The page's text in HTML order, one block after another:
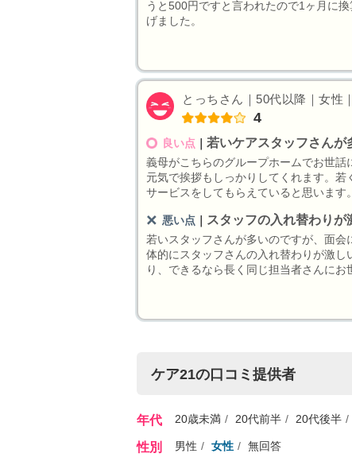
うと500円ですと言われたので1ヶ月に
げました。
とっちさん｜50代以降｜女性
4
良い点 若いケアスタッフさんが
義母がこちらのグループホームでお世
元気で挨拶もしっかりしてくれます。
サービスをしてもらえていると思います。
悪い点 スタッフの入れ替わりが
若いスタッフさんが多いのですが、面
体的にスタッフさんの入れ替わりが激
り、できるなら長く同じ担当者さんにお
ケア21の口コミ提供者
年代 20歳未満 20代前半 20代後半
性別 男性 女性 無回答